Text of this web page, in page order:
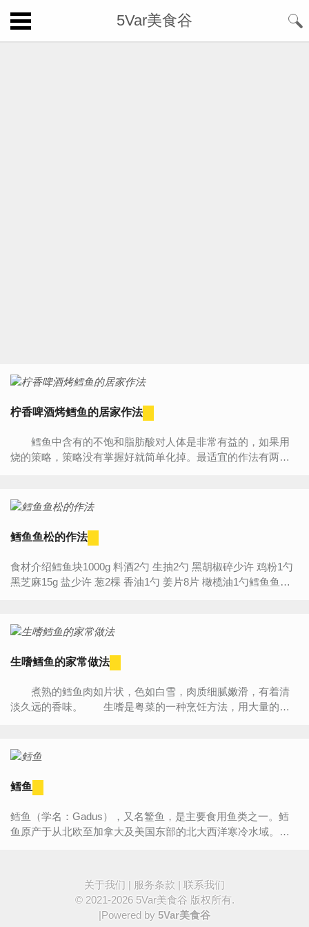
5Var美食谷
柠香啤酒烤鳕鱼的居家作法
鳕鱼中含有的不饱和脂肪酸对人体是非常有益的，如果用
烧的策略，策略没有掌握好就简单化掉。最适宜的作法有两
鳕鱼鱼松的作法
食材介绍鳕鱼块1000g 料酒2勺 生抽2勺 黑胡椒碎少许 鸡粉1勺
黑芝麻15g 盐少许 葱2棵 香油1勺 姜片8片 橄榄油1勺鳕鱼鱼松
生嗜鳕鱼的家常做法
煮熟的鳕鱼肉如片状，色如白雪，肉质细腻嫩滑，有着清
淡久远的香味。 生嗜是粤菜的一种烹饪方法，用大量的葱
鳕鱼
鳕鱼（学名：Gadus），又名鳘鱼，是主要食用鱼类之一。鳕
鱼原产于从北欧至加拿大及美国东部的北大西洋寒冷水域。目
关于我们 | 服务条款 | 联系我们
© 2021-2026 5Var美食谷 版权所有.
|Powered by 5Var美食谷